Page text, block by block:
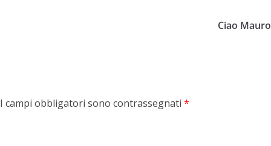
Ciao Mauro
I campi obbligatori sono contrassegnati *